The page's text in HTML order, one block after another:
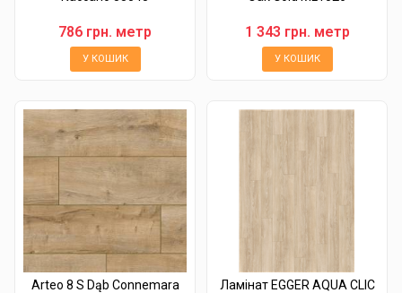
786 грн. метр
У КОШИК
1 343 грн. метр
У КОШИК
Arteo 8 S Dąb Connemara
Ламінат EGGER AQUA CLIC